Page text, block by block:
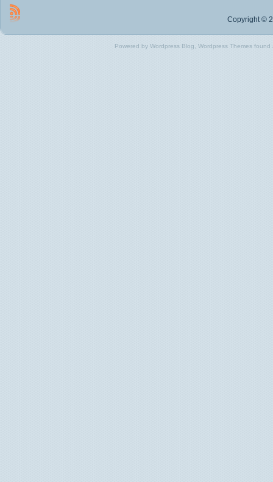
Copyright ©
Powered by Wordpress Blog, Wordpress Themes